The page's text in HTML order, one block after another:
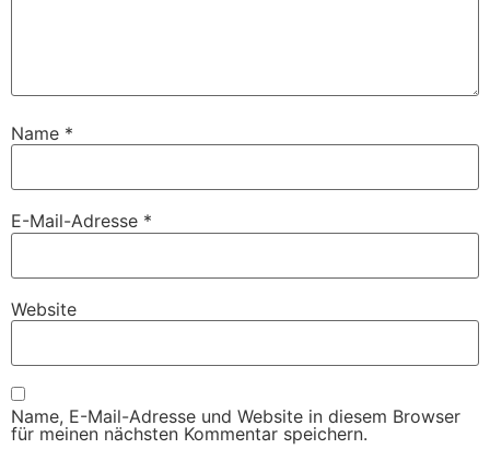
Name *
E-Mail-Adresse *
Website
Name, E-Mail-Adresse und Website in diesem Browser
für meinen nächsten Kommentar speichern.